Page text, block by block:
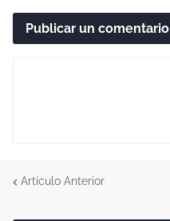
Publicar un comentario
Artículo Anterior